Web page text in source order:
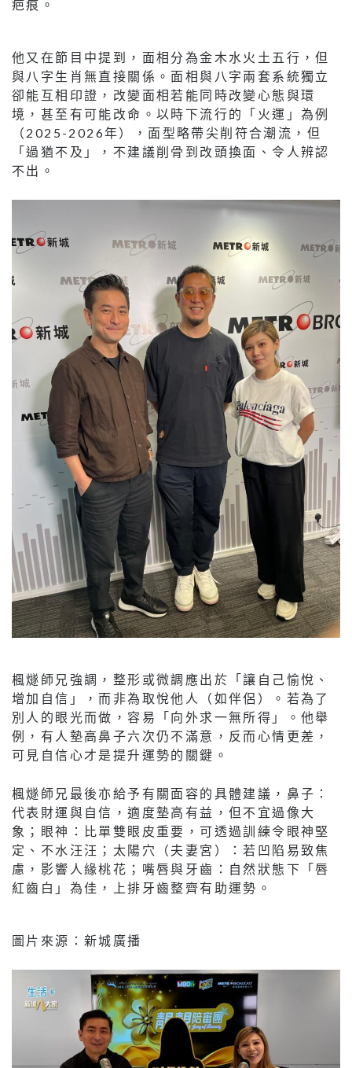
疤痕。
他又在節目中提到，面相分為金木水火土五行，但
與八字生肖無直接關係。面相與八字兩套系統獨立
卻能互相印證，改變面相若能同時改變心態與環
境，甚至有可能改命。以時下流行的「火運」為例
（2025-2026年），面型略帶尖削符合潮流，但
「過猶不及」，不建議削骨到改頭換面、令人辨認
不出。
楓燧師兄強調，整形或微調應出於「讓自己愉悅、
增加自信」，而非為取悅他人（如伴侶）。若為了
別人的眼光而做，容易「向外求一無所得」。他舉
例，有人墊高鼻子六次仍不滿意，反而心情更差，
可見自信心才是提升運勢的關鍵。
楓燧師兄最後亦給予有關面容的具體建議，鼻子：
代表財運與自信，適度墊高有益，但不宜過像大
象；眼神：比單雙眼皮重要，可透過訓練令眼神堅
定、不水汪汪；太陽穴（夫妻宮）：若凹陷易致焦
慮，影響人緣桃花；嘴唇與牙齒：自然狀態下「唇
紅齒白」為佳，上排牙齒整齊有助運勢。
圖片來源：新城廣播